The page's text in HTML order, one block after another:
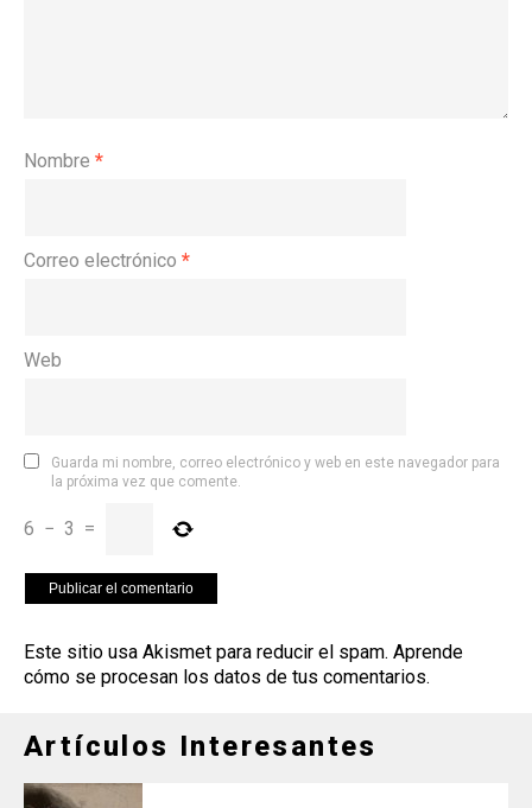
Nombre *
Correo electrónico *
Web
Guarda mi nombre, correo electrónico y web en este navegador para
la próxima vez que comente.
6 − 3 =
Este sitio usa Akismet para reducir el spam. Aprende
cómo se procesan los datos de tus comentarios.
Artículos Interesantes